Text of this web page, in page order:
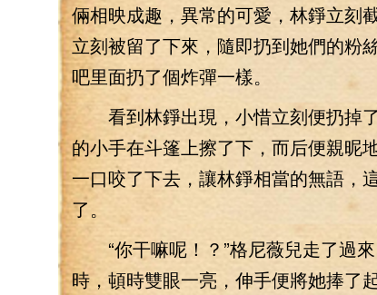
倆相映成趣，異常的可愛，林錚立刻
立刻被留了下來，隨即扔到她們的粉
吧里面扔了個炸彈一樣。
看到林錚出現，小惜立刻便扔掉
的小手在斗篷上擦了下，而后便親昵
一口咬了下去，讓林錚相當的無語，
了。
“你干嘛呢！？”格尼薇兒走了過
時，頓時雙眼一亮，伸手便將她捧了